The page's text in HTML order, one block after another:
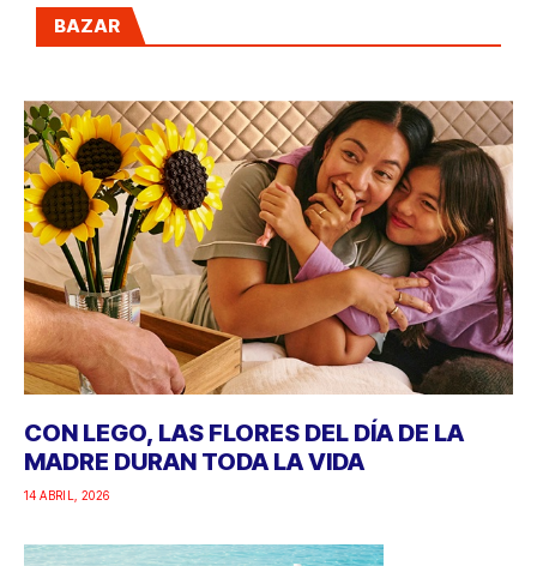
BAZAR
CON LEGO, LAS FLORES DEL DÍA DE LA
MADRE DURAN TODA LA VIDA
14 ABRIL, 2026